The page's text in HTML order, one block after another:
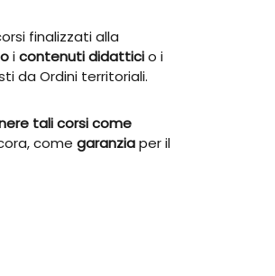
finalizzati alla
icontenuti didatticio i
da Ordini territoriali.
tali corsi come
come garanziaper il